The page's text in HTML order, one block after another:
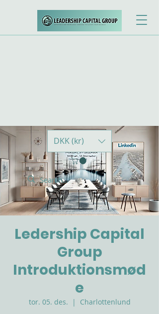
DKK (kr)
Ledership Capital
Group
Introduktionsmød
e
tor. 05. des.
  |
Charlottenlund